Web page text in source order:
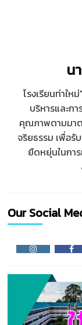
น
โรงเรียนท่าให
บริหารและก
คุณภาพตามมา
จริยธรรม เพื่อรั
ยืดหยุ่นในกา
Our Social